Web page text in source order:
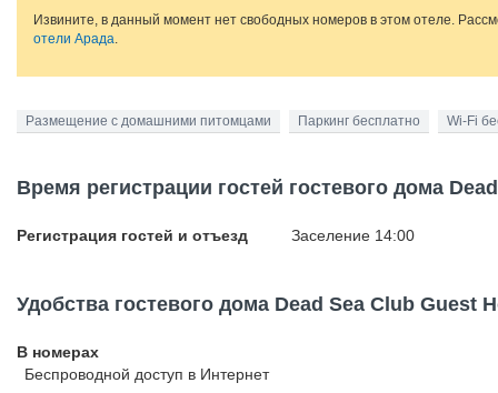
Извините, в данный момент нет свободных номеров в этом отеле.
отели Арада.
Размещение с домашними питомцами Паркинг бесплатно Wi-Fi
Время регистрации гостей гостевого дома
Регистрация гостей и отъезд Заселение 14:00
Удобства гостевого дома Dead Sea Club Guest
В номерах
Беспроводной доступ в Интернет